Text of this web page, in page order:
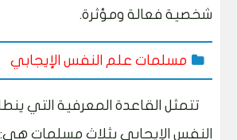
شخصية فعالة ومؤثرة.
مسلمات علم النفس الإيجابي
تتمثل القاعدة المعرفية التي
النفس الإيجابي بثلاث مسلمات هي: